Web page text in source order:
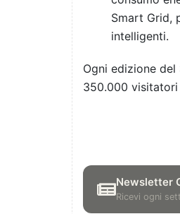
Smart Grid,
intelligenti.
Ogni edizione
350.000 visitatori
Newsletter
Ricevi ogni